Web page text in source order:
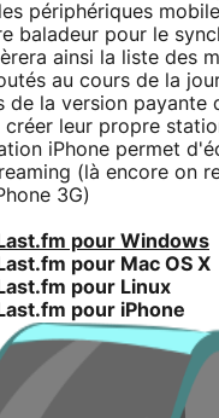
périphériques
baladeur pour le
ainsi la liste des
au cours de la
de la version payante
créer leur propre
iPhone permet
(là encore on
3G)
pour Windows
pour Mac OS X
pour Linux
pour iPhone